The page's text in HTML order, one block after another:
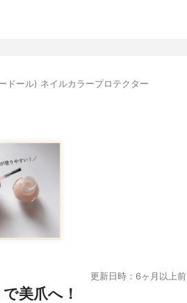
ドール) ネイルカラープロテクター
更新日時：6ヶ月以上前
美爪へ！